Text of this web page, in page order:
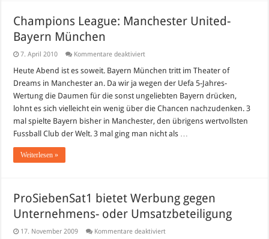
Champions League: Manchester United-
Bayern München
7. April 2010 Kommentare deaktiviertfür
League:
United-
Bayern
München
Heute Abend ist es soweit. Bayern München tritt im Theater of
Dreams in Manchester an. Da wir ja wegen der Uefa 5-Jahres-
Wertung die Daumen für die sonst ungeliebten Bayern drücken,
lohnt es sich vielleicht ein wenig über die Chancen nachzudenken. 3
mal spielte Bayern bisher in Manchester, den übrigens wertvollsten
Fussball Club der Welt. 3 mal ging man nicht als …
Weiterlesen »
ProSiebenSat1 bietet Werbung gegen
Unternehmens- oder Umsatzbeteiligung
17. November 2009 Kommentare deaktiviertfür